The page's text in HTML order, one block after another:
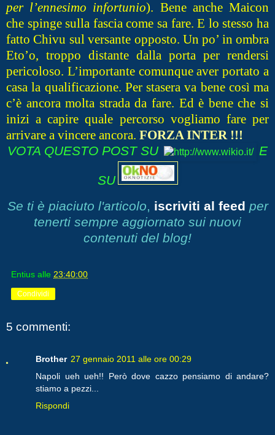
per l’ennesimo infortunio). Bene anche Maicon
che spinge sulla fascia come sa fare. E lo stesso ha
fatto Chivu sul versante opposto. Un po’ in ombra
Eto’o, troppo distante dalla porta per rendersi
pericoloso. L’importante comunque aver portato a
casa la qualificazione. Per stasera va bene così ma
c’è ancora molta strada da fare. Ed è bene che si
inizi a capire quale percorso vogliamo fare per
arrivare a vincere ancora. FORZA INTER !!!
VOTA QUESTO POST SU E
SU
Se ti è piaciuto l'articolo, iscriviti al feed per
tenerti sempre aggiornato sui nuovi
contenuti del blog!
Entius alle 23:40:00
Condividi
5 commenti:
Brother 27 gennaio 2011 alle ore 00:29
Napoli ueh ueh!! Però dove cazzo pensiamo di andare?
stiamo a pezzi...
Rispondi